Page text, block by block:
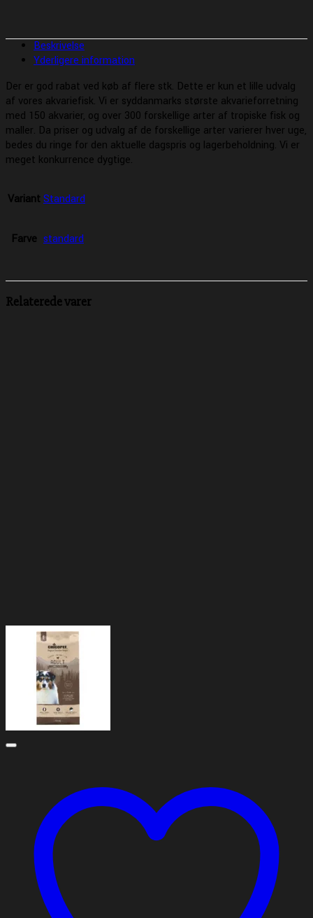
Beskrivelse
Yderligere information
Der er god rabat ved køb af flere stk. Dette er kun et lille udvalg
af vores akvariefisk. Vi er syddanmarks største akvarieforretning
med 150 akvarier, og over 300 forskellige arter af tropiske fisk og
maller. Da priser og udvalg af de forskellige arter varierer hver uge,
bedes du ringe for den aktuelle dagspris og lagerbeholdning. Vi er
meget konkurrence dygtige.
Variant Standard
Farve standard
Relaterede varer